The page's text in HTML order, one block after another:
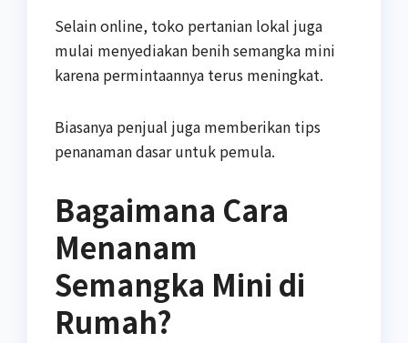
Selain online, toko pertanian lokal juga
mulai menyediakan benih semangka mini
karena permintaannya terus meningkat.
Biasanya penjual juga memberikan tips
penanaman dasar untuk pemula.
Bagaimana Cara
Menanam
Semangka Mini di
Rumah?